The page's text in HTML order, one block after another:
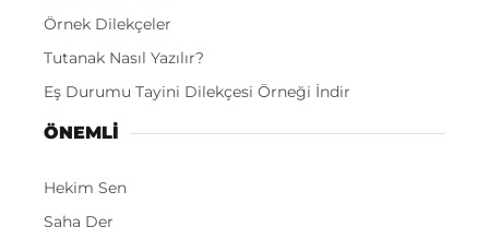
Örnek Dilekçeler
Tutanak Nasıl Yazılır?
Eş Durumu Tayini Dilekçesi Örneği İndir
ÖNEMLI
Hekim Sen
Saha Der